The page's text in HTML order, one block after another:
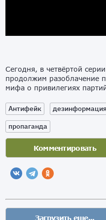
Сегодня, в четвёртой
продолжим разоблачение
мифа о привилегиях
Антифейк дезинформация
пропаганда